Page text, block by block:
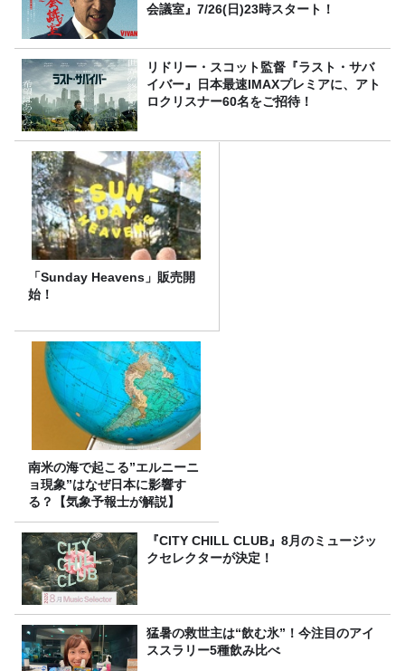
会議室』7/26(日)23時スタート！
リドリー・スコット監督『ラスト・サバ
イバー』日本最速IMAXプレミアに、アト
ロクリスナー60名をご招待！
「Sunday Heavens」販売開
始！
南米の海で起こる”エルニーニ
ョ現象”はなぜ日本に影響す
る？【気象予報士が解説】
『CITY CHILL CLUB』8月のミュージッ
クセレクターが決定！
猛暑の救世主は“飲む氷”！今注目のアイ
ススラリー5種飲み比べ